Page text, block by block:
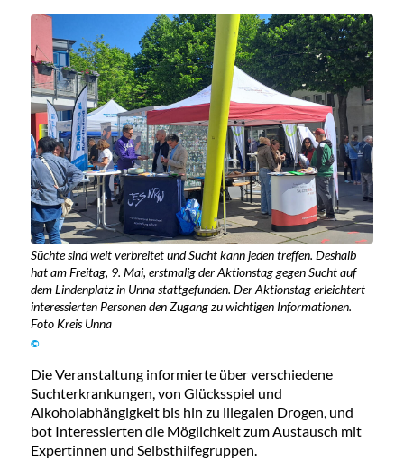
Süchte sind weit verbreitet und Sucht kann jeden treffen. Deshalb
hat am Freitag, 9. Mai, erstmalig der Aktionstag gegen Sucht auf
dem Lindenplatz in Unna stattgefunden. Der Aktionstag erleichtert
interessierten Personen den Zugang zu wichtigen Informationen.
Foto Kreis Unna
©
Die Veranstaltung informierte über verschiedene
Suchterkrankungen, von Glücksspiel und
Alkoholabhängigkeit bis hin zu illegalen Drogen, und
bot Interessierten die Möglichkeit zum Austausch mit
Expertinnen und Selbsthilfegruppen.